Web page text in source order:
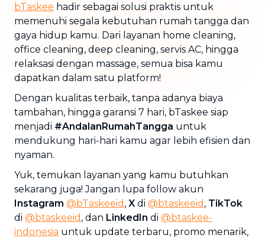
bTaskee hadir sebagai solusi praktis untuk
memenuhi segala kebutuhan rumah tangga dan
gaya hidup kamu. Dari layanan home cleaning,
office cleaning, deep cleaning, servis AC, hingga
relaksasi dengan massage, semua bisa kamu
dapatkan dalam satu platform!
Dengan kualitas terbaik, tanpa adanya biaya
tambahan, hingga garansi 7 hari, bTaskee siap
menjadi #AndalanRumahTangga untuk
mendukung hari-hari kamu agar lebih efisien dan
nyaman.
Yuk, temukan layanan yang kamu butuhkan
sekarang juga! Jangan lupa follow akun
Instagram @bTaskeeid , X di @btaskeeid , TikTok
di @btaskeeid , dan LinkedIn di @btaskee-
indonesia untuk update terbaru, promo menarik,